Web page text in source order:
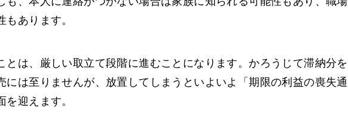
あります。
とは、厳しい取立て段階に進むことになります。かろうじて滞納分を
には至りませんが、放置してしまうといよいよ「期限の利益の喪失通
迎えます。